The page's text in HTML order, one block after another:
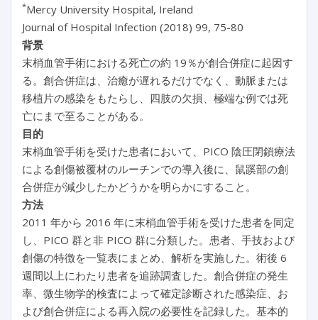
*Mercy University Hospital, Ireland
Journal of Hospital Infection (2018) 99, 75-80
背景
末梢血管手術における死亡の約 19％が創合併症に起因す
る。創合併症は、治癒が遅れるだけでなく、動脈または
移植片の感染をもたらし、四肢の欠損、極端な例では死
亡にまで至ることがある。
目的
末梢血管手術を受けた患者において、PICO 陰圧閉鎖療法
による創傷被覆材のルーチンでの導入後に、鼠蹊部の創
合併症が減少したかどうかを明らかにすること。
方法
2011 年から 2016 年に末梢血管手術を受けた患者を同定
し、PICO 群と非 PICO 群に分類した。患者、手技および
創傷の特徴を一覧表にまとめ、解析を実施した。術後 6
週間以上にわたり患者を追跡調査した。創合併症の発生
率、微生物学的検査によって確定診断された感染症、お
よび創合併症による再入院の必要性を記録した。基本的